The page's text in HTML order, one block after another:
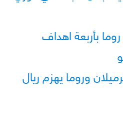
بأربعة اهداف
وروما يهزم ريال